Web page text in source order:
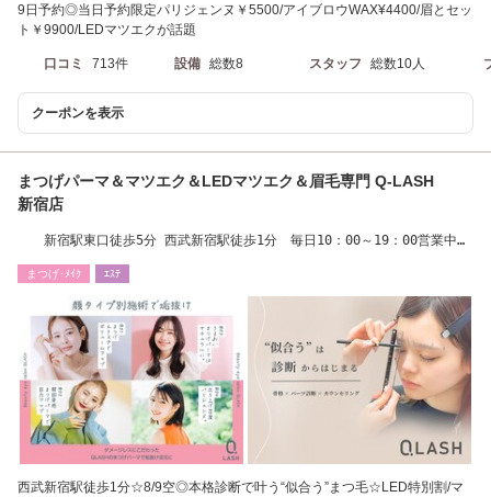
9日予約◎当日予約限定パリジェンヌ￥5500/アイブロウWAX¥4400/眉とセッ
ト￥9900/LEDマツエクが話題
口コミ 713件 設備 総数8 スタッフ 総数10人
クーポンを表示
まつげパーマ＆マツエク＆LEDマツエク＆眉毛専門 Q-LASH
新宿店
新宿駅東口徒歩5分 西武新宿駅徒歩1分 毎日10：00～19：00営業中
まつげ･ﾒｲｸ ｴｽﾃ
西武新宿駅徒歩1分☆8/9空◎本格診断で叶う“似合う”まつ毛☆LED特別割/マ